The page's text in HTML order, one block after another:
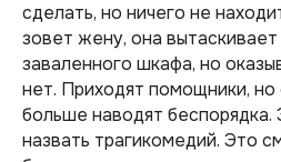
сделать, но ничего не
зовет жену, она вытаскивает
заваленного шкафа, но
нет. Приходят помощники,
больше наводят
назвать трагикомедий. Это